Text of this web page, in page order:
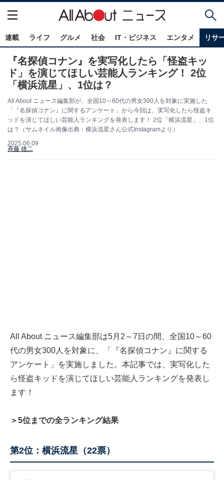
連載 ライフ グルメ 社会 IT・ビジネス エンタメ リサ
『名探偵コナン』を実写化したら「怪盗キッ
ド」を演じてほしい芸能人ランキング！ 2位
「横浜流星」、1位は？
All About ニュース編集部が、全国10～60代の男女300人を対象に実施した
「『名探偵コナン』に関するアンケート」から今回は、実写化したら怪盗キ
ッドを演じてほしい芸能人ランキングを発表します！ 2位「横浜流星」、1位
は？（サムネイル画像出典：横浜流星さん公式Instagramより）
2025.06.09
斉藤 雄二
All About ニュース編集部は5月2～7日の間、全国10～60
代の男女300人を対象に、「『名探偵コナン』に関する
アンケート」を実施しました。本記事では、実写化した
ら怪盗キッドを演じてほしい芸能人ランキングを発表し
ます！
＞5位までの全ランキング結果
第2位：横浜流星（22票）